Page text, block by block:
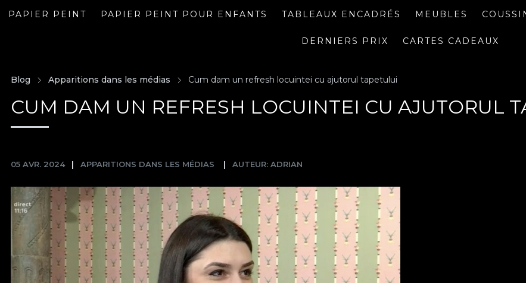
PAPIER PEINT PAPIER PEINT POUR ENFANTS TABLEAUX ENCADRÉS MEUBLES
DERNIERS PRIX CARTES CADEAUX
Blog Apparitions dans les médias Cum dam un refresh locuintei cu ajutorul tapetului
CUM DAM UN REFRESH LOCUINTEI CU AJUTORUL
05 AVR. 2024 APPARITIONS DANS LES MÉDIAS AUTEUR: ADRIAN